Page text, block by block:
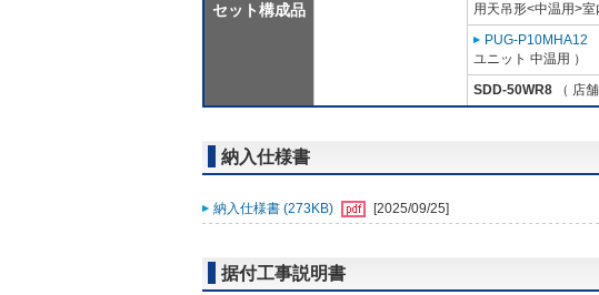
セット構成品
用天吊形<中温用>室
PUG-P10MHA12
ユニット 中温用 ）
SDD-50WR8 （ 店
納入仕様書
納入仕様書 (273KB) [2025/09/25]
据付工事説明書